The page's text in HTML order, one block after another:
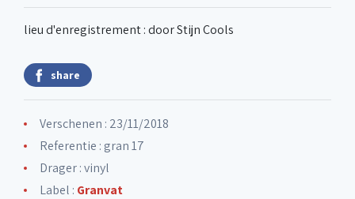
lieu d'enregistrement : door Stijn Cools
share
Verschenen : 23/11/2018
Referentie : gran 17
Drager : vinyl
Label : Granvat